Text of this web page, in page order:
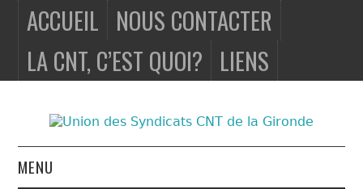
ACCUEIL NOUS CONTACTER
LA CNT, C’EST QUOI? LIENS
MENU